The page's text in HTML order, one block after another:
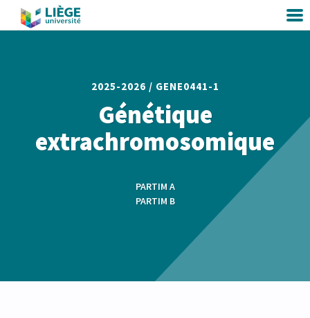
2025-2026 / GENE0441-1
Génétique
extrachromosomique
PARTIM A
PARTIM B